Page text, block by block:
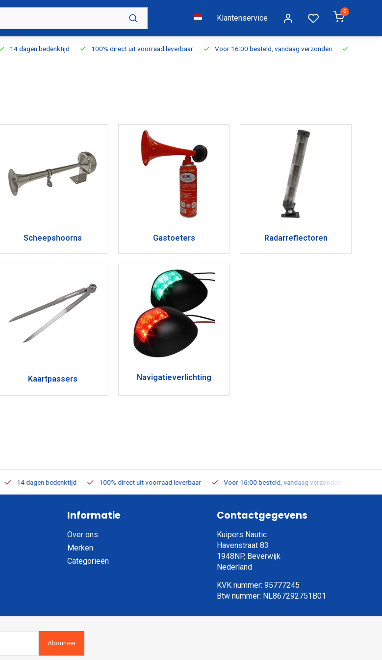
Klantenservice
0
14 dagen bedenktijd 100% direct uit voorraad leverbaar Voor 16:00 besteld, vandaag verzonden Gratis
Scheepshoorns Gastoeters Radarreflectoren
Kaartpassers Navigatieverlichting
14 dagen bedenktijd 100% direct uit voorraad leverbaar Voor 16:00 besteld, vandaag verzonden
Informatie
Over ons
Merken
Categorieën
Contactgegevens
Kuipers Nautic
Havenstraat 83
1948NP, Beverwijk
Nederland
KVK nummer: 95777245
Btw nummer: NL867292751B01
Abonneer